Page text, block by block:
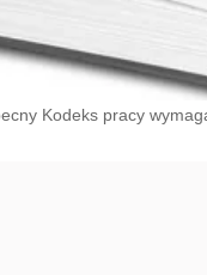
Kodeks pracy